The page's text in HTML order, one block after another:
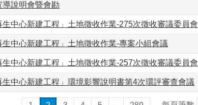
說明會暨會勘
生中心新建工程」土地徵收作業-275次徵收審議委員會
生中心新建工程」土地徵收作業-專案小組會議
生中心新建工程」土地徵收作業-257次徵收審議委員會
生中心新建工程」環境影響說明書第4次環評審查會議